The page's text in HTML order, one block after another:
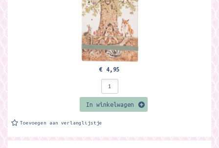
€ 4,95
In winkelwagen
Toevoegen aan verlanglijstje